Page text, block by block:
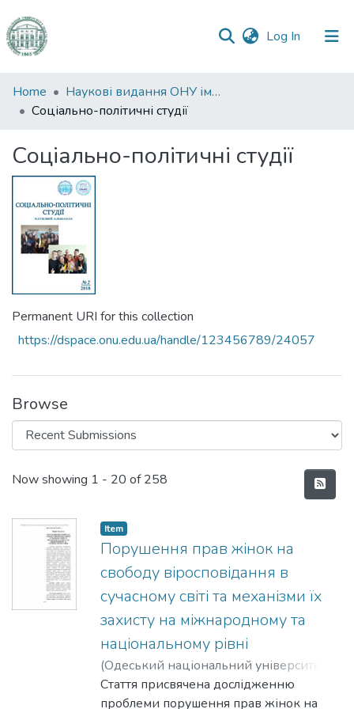
Log In (current)
Communities
&
All of DSpace
Statistics
Home
Наукові видання ОНУ імені І. І. Мечникова
Соціально-політичні студії
Соціально-політичні студії
Permanent URI for this collection
https://dspace.onu.edu.ua/handle/123456789/24057
Browse
Recent Submissions
Now showing 1 - 20 of 258
Item
Порушення прав жінок на
свободу віросповідання в
сучасному світі та механізми їх
захисту на міжнародному та
національному рівні
(Одеський національний університет
імені І. І. Мечникова,2024)Ткаченко,
Марія;Tkachenko, M. A. ;Кадук, Наталя
Стаття присвячена дослідженню
проблеми порушення прав жінок на